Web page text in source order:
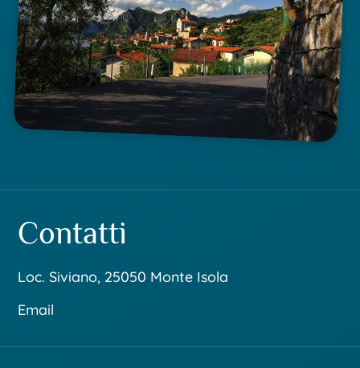
Contatti
Loc. Siviano, 25050 Monte Isola
Email